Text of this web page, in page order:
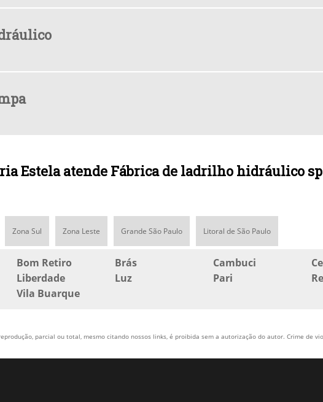
Estela atende Fábrica de ladrilho hidráulico
Zona Sul Zona Leste Grande São Paulo Litoral de São Paulo
Bom Retiro Brás Cambuci
Liberdade Luz Pari
Vila Buarque
parcial ou total, mesmo citando nossos links, é proibida sem a autorização do autor. Crime de